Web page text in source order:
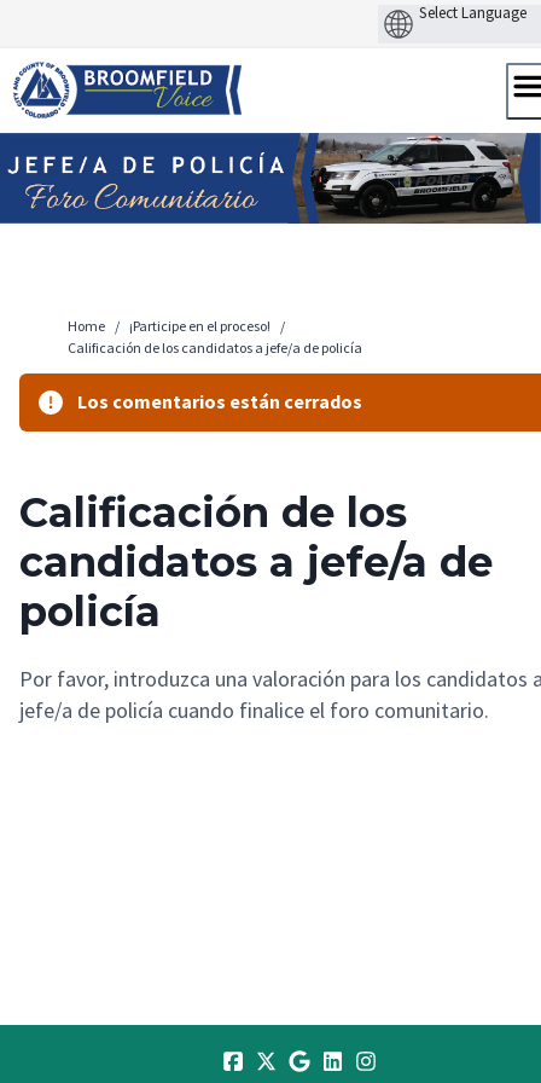
Skip
to
content
Home / ¡Participe en el proceso!
/
Calificación de los candidatos a jefe/a de policía
Los comentarios están cerrados
Calificación de los
candidatos a jefe/a de
policía
Por favor, introduzca una valoración para los candidatos
jefe/a de policía cuando finalice el foro comunitario.